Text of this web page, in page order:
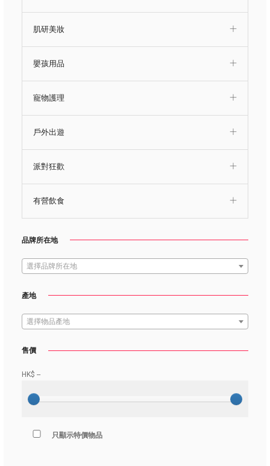
肌研美妝
嬰孩用品
寵物護理
戶外出遊
派對狂歡
有營飲食
品牌所在地
選擇品牌所在地
產地
選擇物品產地
售價
HK$ --
只顯示特價物品